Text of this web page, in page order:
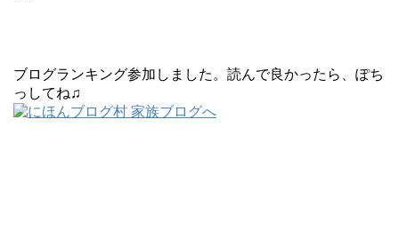
ブログランキング参加しました。読んで良かったら、ぽち
っしてね♫